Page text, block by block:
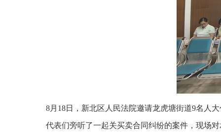
8月18日，新北区人民法院邀请龙虎塘街道9名人
代表们旁听了一起关买卖合同纠纷的案件，现场